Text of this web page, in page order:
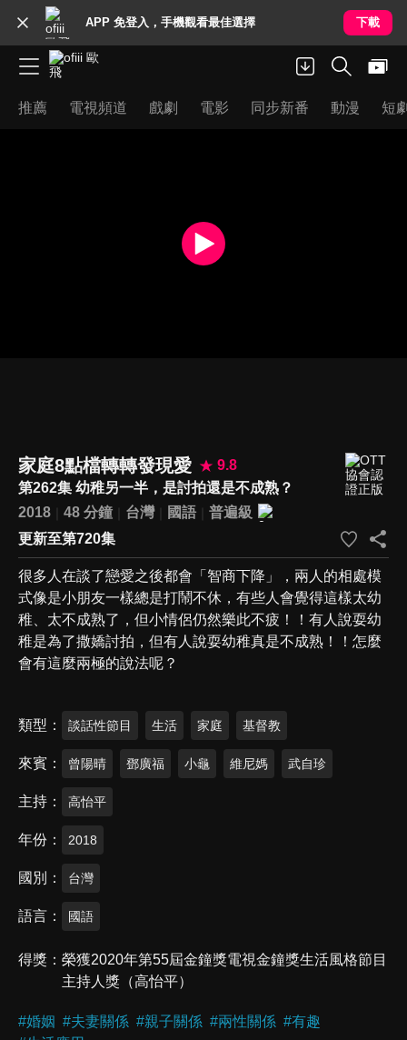
APP 免登入，手機觀看最佳選擇 下載
推薦 電視頻道 戲劇 電影 同步新番 動漫 短
家庭8點檔轉轉發現愛
9.8
第262集 幼稚另一半，是討拍還是不成熟？
2018
48 分鐘 台灣 國語
普遍級
更新至第720集
很多人在談了戀愛之後都會「智商下降」，兩人的相處模
式像是小朋友一樣總是打鬧不休，有些人會覺得這樣太幼
稚、太不成熟了，但小情侶仍然樂此不疲！！有人說耍幼
稚是為了撒嬌討拍，但有人說耍幼稚真是不成熟！！怎麼
會有這麼兩極的說法呢？
類型 談話性節目 生活 家庭 基督教
來賓 曾陽晴 鄧廣福 小龜 維尼媽 武自珍
主持 高怡平
年份 2018
國別 台灣
語言 國語
得獎
榮獲2020年第55屆金鐘獎電視金鐘獎生活風格節目
主持人獎（高怡平）
#婚姻 #夫妻關係 #親子關係 #兩性關係 #有趣